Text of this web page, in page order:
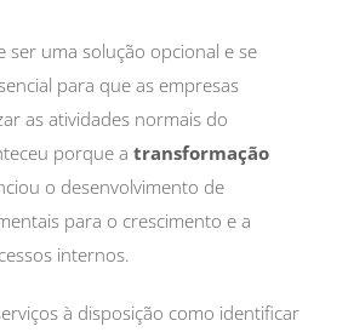
ser uma solução opcional e se
para que as empresas
as atividades normais do
porque a transformação
o desenvolvimento de
para o crescimento e a
internos.
à disposição como identificar